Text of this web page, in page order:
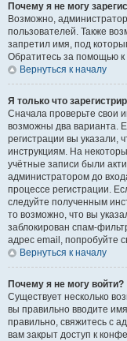
Почему я не могу
Возможно,
пользователей. Также
запретил имя, под
Обратитесь за помощью
Вернуться к началу
Я только что
Сначала проверьте свои
возможны два варианта.
регистрации вы указали,
инструкциям. На
учётные записи были
администратором до
процессе регистрации.
следуйте полученным
то возможно, что вы
заблокирован спам-
адрес email, попробуйте
Вернуться к началу
Почему я не могу войти?
Существует несколько
вы правильно вводите
правильно, свяжитесь с
вам закрыт доступ к